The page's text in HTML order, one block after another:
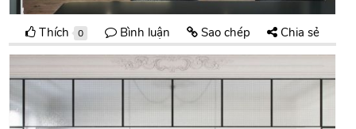
Thích 0 Bình luận Sao chép Chia sẻ